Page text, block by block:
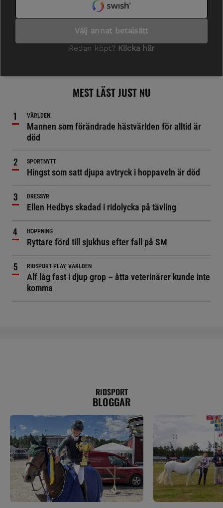
MEST LÄST JUST NU
VÄRLDEN
Mannen som förändrade hästvärlden för alltid är
död
SPORTNYTT
Hingst som satt djupa avtryck i hoppaveln är död
DRESSYR
Ellen Hedbys skadad i ridolycka på tävling
HOPPNING
Ryttare förd till sjukhus efter fall på SM
RIDSPORT PLAY, VÄRLDEN
Alf låg fast i djup grop – åtta veterinärer kunde inte
komma
RIDSPORT
BLOGGAR